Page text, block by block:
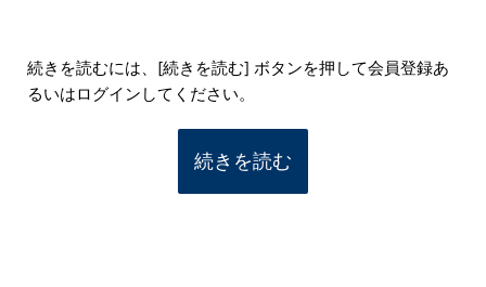
続きを読むには、[続きを読む] ボタンを押して会員登録あ
るいはログインしてください。
続きを読む